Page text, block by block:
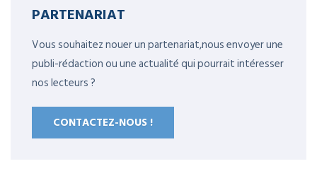
PARTENARIAT
Vous souhaitez nouer un partenariat,nous envoyer une
publi-rédaction ou une actualité qui pourrait intéresser
nos lecteurs ?
CONTACTEZ-NOUS !